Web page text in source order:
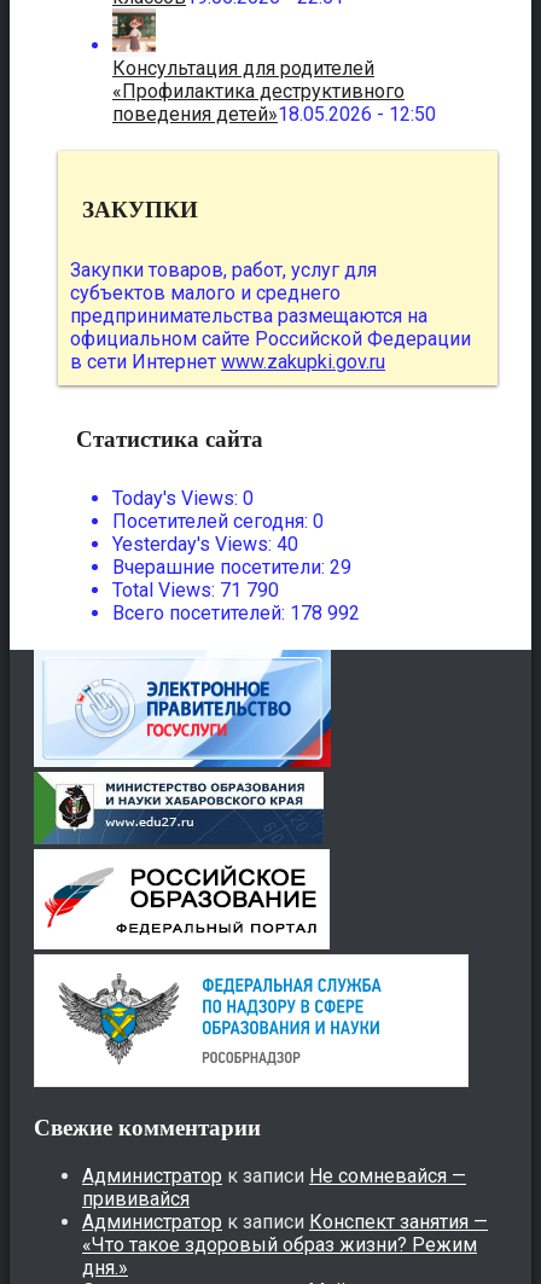
Консультация для родителей
«Профилактика деструктивного
поведения детей»18.05.2026 - 12:50
ЗАКУПКИ
Закупки товаров, работ, услуг для
субъектов малого и среднего
предпринимательства размещаются на
официальном сайте Российской Федерации
в сети Интернет www.zakupki.gov.ru
Статистика сайта
Today's Views: 0
Посетителей сегодня: 0
Yesterday's Views: 40
Вчерашние посетители: 29
Total Views: 71 790
Всего посетителей: 178 992
Свежие комментарии
Администратор к записи Не сомневайся —
прививайся
Администратор к записи Конспект занятия —
«Что такое здоровый образ жизни? Режим
дня.»